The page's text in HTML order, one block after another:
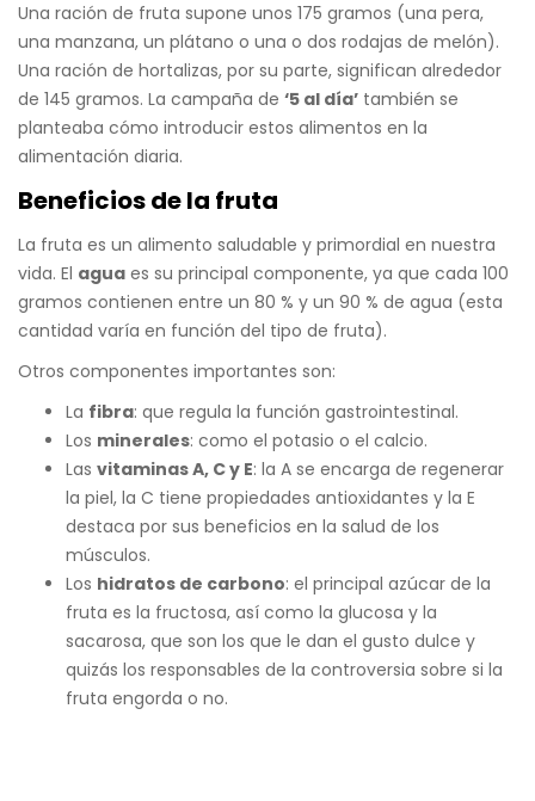
Una ración de fruta supone unos 175 gramos (una pera,
una manzana, un plátano o una o dos rodajas de melón).
Una ración de hortalizas, por su parte, significan alrededor
de 145 gramos. La campaña de ‘5 al día’ también se
planteaba cómo introducir estos alimentos en la
alimentación diaria.
Beneficios de la fruta
La fruta es un alimento saludable y primordial en nuestra
vida. El agua es su principal componente, ya que cada 100
gramos contienen entre un 80 % y un 90 % de agua (esta
cantidad varía en función del tipo de fruta).
Otros componentes importantes son:
La fibra: que regula la función gastrointestinal.
Los minerales: como el potasio o el calcio.
Las vitaminas A, C y E: la A se encarga de regenerar
la piel, la C tiene propiedades antioxidantes y la E
destaca por sus beneficios en la salud de los
músculos.
Los hidratos de carbono: el principal azúcar de la
fruta es la fructosa, así como la glucosa y la
sacarosa, que son los que le dan el gusto dulce y
quizás los responsables de la controversia sobre si la
fruta engorda o no.